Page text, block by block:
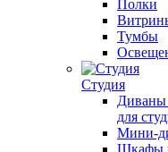
Полки
Тумбы
Студия
Диваны
для
Мини-
Шкафы